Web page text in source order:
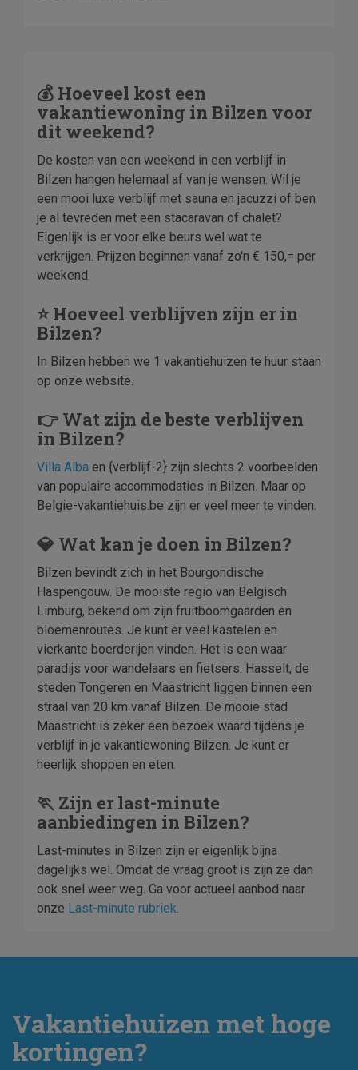
💰 Hoeveel kost een
vakantiewoning in Bilzen voor
dit weekend?
De kosten van een weekend in een verblijf in
Bilzen hangen helemaal af van je wensen. Wil je
een mooi luxe verblijf met sauna en jacuzzi of ben
je al tevreden met een stacaravan of chalet?
Eigenlijk is er voor elke beurs wel wat te
verkrijgen. Prijzen beginnen vanaf zo'n € 150,= per
weekend.
⭐ Hoeveel verblijven zijn er in
Bilzen?
In Bilzen hebben we 1 vakantiehuizen te huur staan
op onze website.
👉 Wat zijn de beste verblijven
in Bilzen?
Villa Alba en {verblijf-2} zijn slechts 2 voorbeelden
van populaire accommodaties in Bilzen. Maar op
Belgie-vakantiehuis.be zijn er veel meer te vinden.
💎 Wat kan je doen in Bilzen?
Bilzen bevindt zich in het Bourgondische
Haspengouw. De mooiste regio van Belgisch
Limburg, bekend om zijn fruitboomgaarden en
bloemenroutes. Je kunt er veel kastelen en
vierkante boerderijen vinden. Het is een waar
paradijs voor wandelaars en fietsers. Hasselt, de
steden Tongeren en Maastricht liggen binnen een
straal van 20 km vanaf Bilzen. De mooie stad
Maastricht is zeker een bezoek waard tijdens je
verblijf in je vakantiewoning Bilzen. Je kunt er
heerlijk shoppen en eten.
🏃 Zijn er last-minute
aanbiedingen in Bilzen?
Last-minutes in Bilzen zijn er eigenlijk bijna
dagelijks wel. Omdat de vraag groot is zijn ze dan
ook snel weer weg. Ga voor actueel aanbod naar
onze Last-minute rubriek.
Vakantiehuizen met hoge
kortingen?